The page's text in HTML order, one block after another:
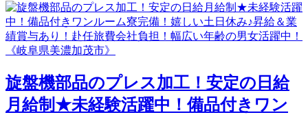
旋盤機部品のプレス加工！安定の日給
月給制★未経験活躍中！備品付きワン